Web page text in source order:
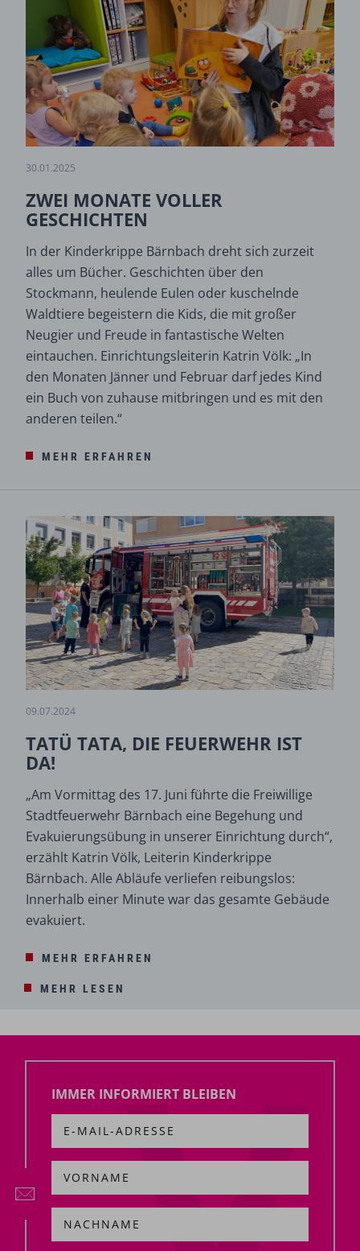
30.01.2025
ZWEI MONATE VOLLER
GESCHICHTEN
In der Kinderkrippe Bärnbach dreht sich zurzeit
alles um Bücher. Geschichten über den
Stockmann, heulende Eulen oder kuschelnde
Waldtiere begeistern die Kids, die mit großer
Neugier und Freude in fantastische Welten
eintauchen. Einrichtungsleiterin Katrin Völk: „In
den Monaten Jänner und Februar darf jedes Kind
ein Buch von zuhause mitbringen und es mit den
anderen teilen.“
MEHR ERFAHREN
09.07.2024
TATÜ TATA, DIE FEUERWEHR IST
DA!
„Am Vormittag des 17. Juni führte die Freiwillige
Stadtfeuerwehr Bärnbach eine Begehung und
Evakuierungsübung in unserer Einrichtung durch“,
erzählt Katrin Völk, Leiterin Kinderkrippe
Bärnbach. Alle Abläufe verliefen reibungslos:
Innerhalb einer Minute war das gesamte Gebäude
evakuiert.
MEHR ERFAHREN
MEHR LESEN
IMMER INFORMIERT BLEIBEN